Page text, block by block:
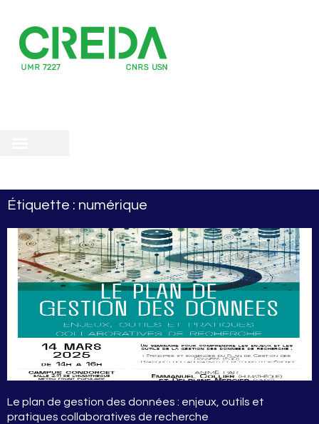
Étiquette : numérique
Le plan de gestion des données : enjeux, outils et
pratiques collaboratives de recherche